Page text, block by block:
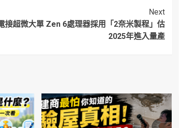
Next
接超微大單 Zen 6處理器採用「2奈米製程」估
2025年進入量產